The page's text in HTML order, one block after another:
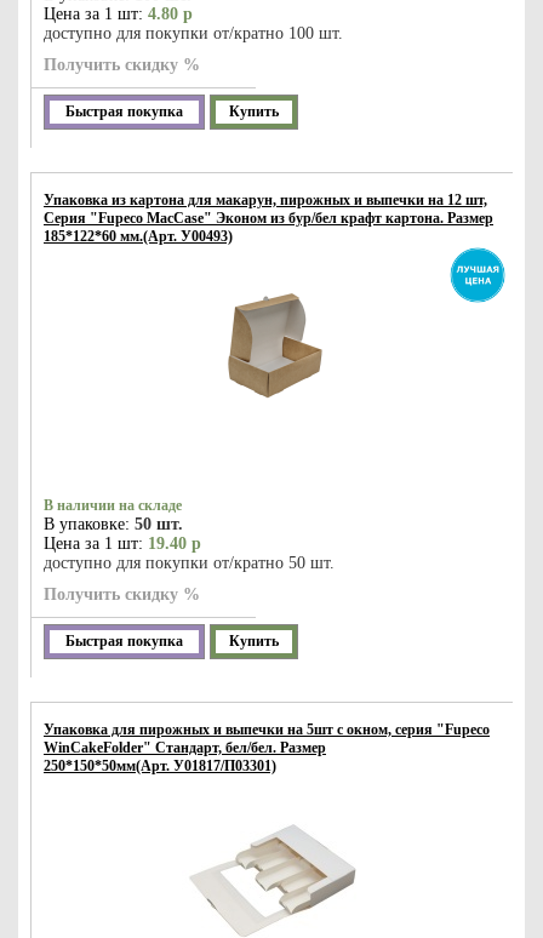
Цена за 1 шт: 4.80 р
доступно для покупки от/кратно 100 шт.
Получить скидку %
Быстрая покупка Купить
Упаковка из картона для макарун, пирожных и выпечки на 12 шт,
Серия "Fupeco MacCase" Эконом из бур/бел крафт картона. Размер
185*122*60 мм.(Арт. У00493)
В наличии на складе
В упаковке: 50 шт.
Цена за 1 шт: 19.40 р
доступно для покупки от/кратно 50 шт.
Получить скидку %
Быстрая покупка Купить
Упаковка для пирожных и выпечки на 5шт с окном, серия "Fupeco
WinCakeFolder" Стандарт, бел/бел. Размер
250*150*50мм(Арт. У01817/П03301)